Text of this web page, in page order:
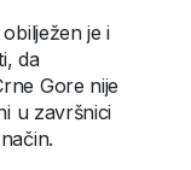
je i
da
Gore nije
u završnici